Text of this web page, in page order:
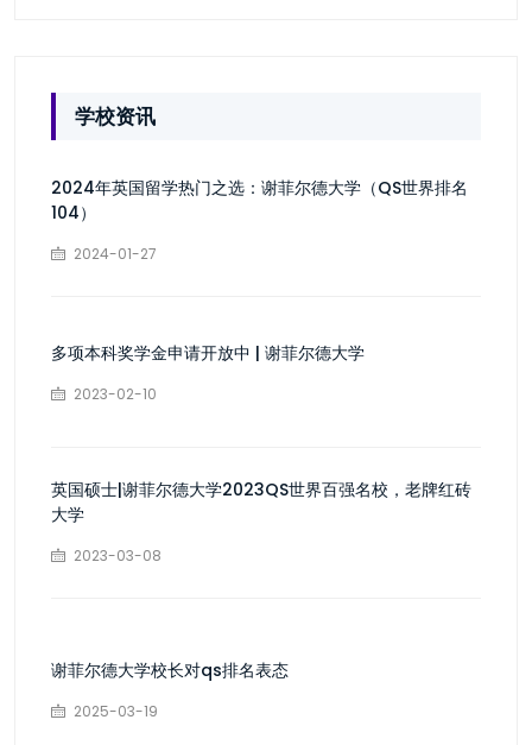
学校资讯
2024年英国留学热门之选：谢菲尔德大学（QS世界排名
104）
2024-01-27
多项本科奖学金申请开放中 | ​谢菲尔德大学
2023-02-10
英国硕士|谢菲尔德大学2023QS世界百强名校，老牌红砖
大学
2023-03-08
谢菲尔德大学校长对qs排名表态
2025-03-19